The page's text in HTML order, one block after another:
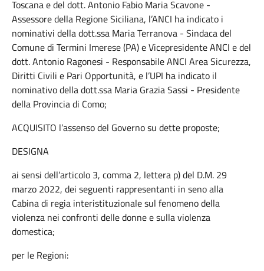
Toscana e del dott. Antonio Fabio Maria Scavone -
Assessore della Regione Siciliana, l’ANCI ha indicato i
nominativi della dott.ssa Maria Terranova - Sindaca del
Comune di Termini Imerese (PA) e Vicepresidente ANCI e del
dott. Antonio Ragonesi - Responsabile ANCI Area Sicurezza,
Diritti Civili e Pari Opportunità, e l’UPI ha indicato il
nominativo della dott.ssa Maria Grazia Sassi - Presidente
della Provincia di Como;
ACQUISITO l’assenso del Governo su dette proposte;
DESIGNA
ai sensi dell’articolo 3, comma 2, lettera p) del D.M. 29
marzo 2022, dei seguenti rappresentanti in seno alla
Cabina di regia interistituzionale sul fenomeno della
violenza nei confronti delle donne e sulla violenza
domestica;
per le Regioni: